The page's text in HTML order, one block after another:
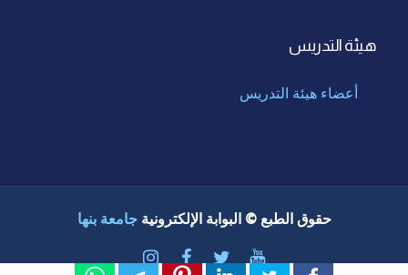
هيئة التدريس
أعضاء هيئة التدريس
حقوق الطبع © البوابة الإلكترونية جامعة بنها